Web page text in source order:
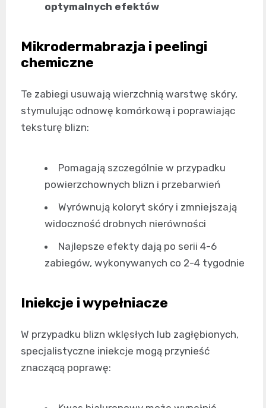
optymalnych efektów
Mikrodermabrazja i peelingi
chemiczne
Te zabiegi usuwają wierzchnią warstwę skóry,
stymulując odnowę komórkową i poprawiając
teksturę blizn:
Pomagają szczególnie w przypadku
powierzchownych blizn i przebarwień
Wyrównują koloryt skóry i zmniejszają
widoczność drobnych nierówności
Najlepsze efekty dają po serii 4-6
zabiegów, wykonywanych co 2-4 tygodnie
Iniekcje i wypełniacze
W przypadku blizn wklęsłych lub zagłębionych,
specjalistyczne iniekcje mogą przynieść
znaczącą poprawę: